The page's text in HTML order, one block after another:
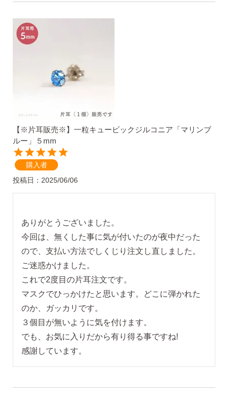
ピアスチャーム
予備の替えキャッチ・ケア用品
無くした時の片耳ピアス
ピアスの大きさで選ぶ
シーンで選ぶ
色で選ぶ
誕生石で選ぶ
【※片耳販売※】一粒キュービックジルコニア「マリンブ
ルー」５mm
購入者
投稿日
2025/06/06
ありがとうございました。
今回は、無くした事に気が付いたのが夜中だった
ので、支払い方法でしくじり注文し直しました。
ご迷惑かけました。
これで2度目の片耳注文です。
マスクでひっかけたと思います。どこに弾かれた
のか、ガッカリです。
３個目が無いように気を付けます。
でも、お気に入りだから有り得る事ですね!